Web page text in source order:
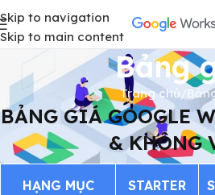
Skip to navigation
Skip to main content
Bảng
Trang chủ
BẢNG GIÁ GOOGLE
& KHÔNG
HẠNG MỤC STARTER